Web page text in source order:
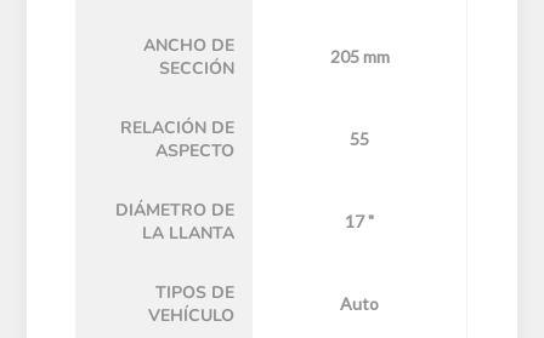
ANCHO DE
SECCIÓN
205 mm
RELACIÓN DE
ASPECTO
55
DIÁMETRO DE
LA LLANTA
17 "
TIPOS DE
VEHÍCULO
Auto